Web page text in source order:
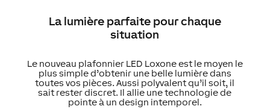
La lumière parfaite pour chaque
situation
Le nouveau plafonnier LED Loxone est le moyen le
plus simple d’obtenir une belle lumière dans
toutes vos pièces. Aussi polyvalent qu’il soit, il
sait rester discret. Il allie une technologie de
pointe à un design intemporel.